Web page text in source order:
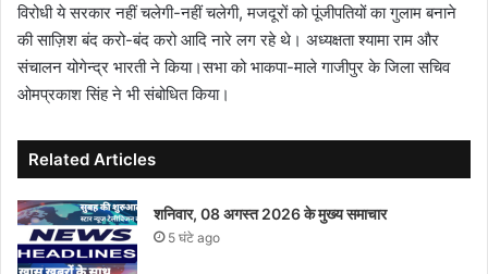
विरोधी ये सरकार नहीं चलेगी-नहीं चलेगी, मजदूरों को पूंजीपतियों का गुलाम बनाने
की साज़िश बंद करो-बंद करो आदि नारे लग रहे थे। अध्यक्षता श्यामा राम और
संचालन योगेन्द्र भारती ने किया।सभा को भाकपा-माले गाजीपुर के जिला सचिव
ओमप्रकाश सिंह ने भी संबोधित किया।
Related Articles
शनिवार, 08 अगस्त 2026 के मुख्य समाचार
5 घंटे ago